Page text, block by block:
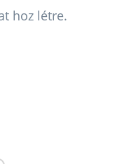
hoz létre.